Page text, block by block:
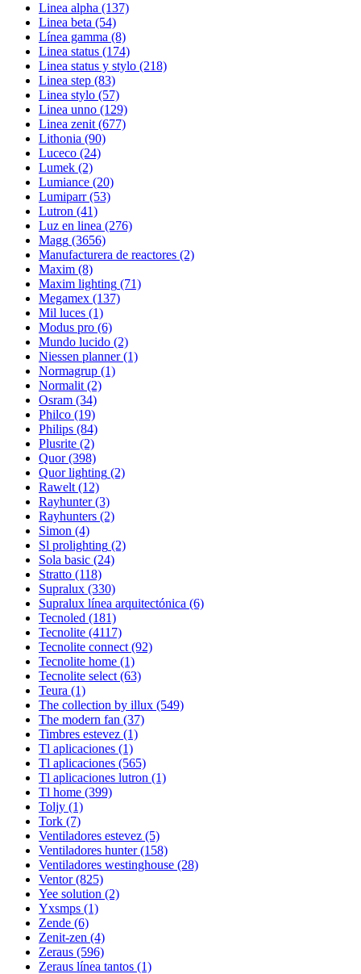
Linea alpha (137)
Linea beta (54)
Línea gamma (8)
Linea status (174)
Linea status y stylo (218)
Linea step (83)
Linea stylo (57)
Linea unno (129)
Linea zenit (677)
Lithonia (90)
Luceco (24)
Lumek (2)
Lumiance (20)
Lumiparr (53)
Lutron (41)
Luz en linea (276)
Magg (3656)
Manufacturera de reactores (2)
Maxim (8)
Maxim lighting (71)
Megamex (137)
Mil luces (1)
Modus pro (6)
Mundo lucido (2)
Niessen planner (1)
Normagrup (1)
Normalit (2)
Osram (34)
Philco (19)
Philips (84)
Plusrite (2)
Quor (398)
Quor lighting (2)
Rawelt (12)
Rayhunter (3)
Rayhunters (2)
Simon (4)
Sl prolighting (2)
Sola basic (24)
Stratto (118)
Supralux (330)
Supralux línea arquitectónica (6)
Tecnoled (181)
Tecnolite (4117)
Tecnolite connect (92)
Tecnolite home (1)
Tecnolite select (63)
Teura (1)
The collection by illux (549)
The modern fan (37)
Timbres estevez (1)
Tl aplicaciones (1)
Tl aplicaciones (565)
Tl aplicaciones lutron (1)
Tl home (399)
Toljy (1)
Tork (7)
Ventiladores estevez (5)
Ventiladores hunter (158)
Ventiladores westinghouse (28)
Ventor (825)
Yee solution (2)
Yxsmps (1)
Zende (6)
Zenit-zen (4)
Zeraus (596)
Zeraus línea tantos (1)